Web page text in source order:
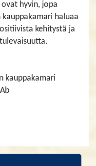
hyvin, jopa
haluaa
kehitystä ja
kauppakamari